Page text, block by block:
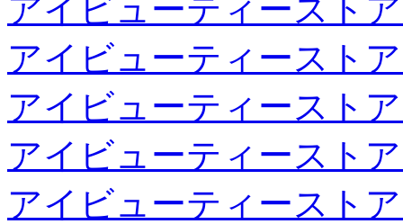
アイビューティースト
アイビューティースト
アイビューティースト
アイビューティースト
アイビューティースト